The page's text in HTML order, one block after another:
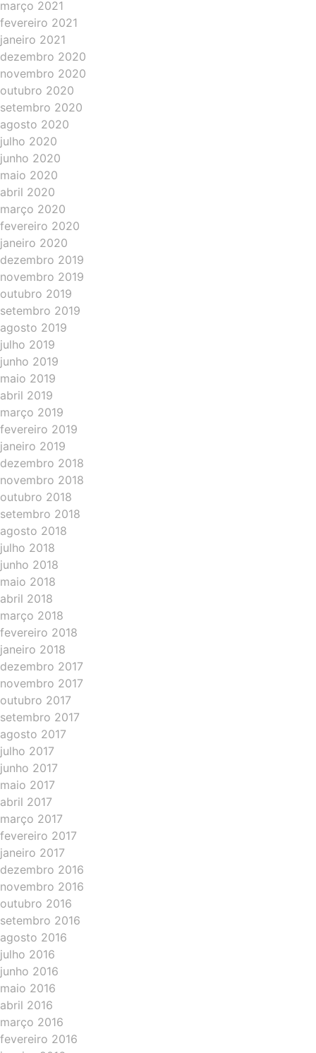
março 2021
fevereiro 2021
janeiro 2021
dezembro 2020
novembro 2020
outubro 2020
setembro 2020
agosto 2020
julho 2020
junho 2020
maio 2020
abril 2020
março 2020
fevereiro 2020
janeiro 2020
dezembro 2019
novembro 2019
outubro 2019
setembro 2019
agosto 2019
julho 2019
junho 2019
maio 2019
abril 2019
março 2019
fevereiro 2019
janeiro 2019
dezembro 2018
novembro 2018
outubro 2018
setembro 2018
agosto 2018
julho 2018
junho 2018
maio 2018
abril 2018
março 2018
fevereiro 2018
janeiro 2018
dezembro 2017
novembro 2017
outubro 2017
setembro 2017
agosto 2017
julho 2017
junho 2017
maio 2017
abril 2017
março 2017
fevereiro 2017
janeiro 2017
dezembro 2016
novembro 2016
outubro 2016
setembro 2016
agosto 2016
julho 2016
junho 2016
maio 2016
abril 2016
março 2016
fevereiro 2016